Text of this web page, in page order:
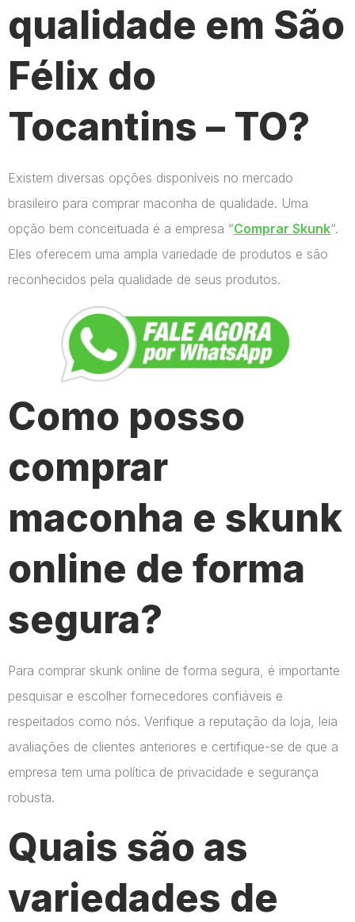
qualidade em São
Félix do
Tocantins – TO?
Existem diversas opções disponíveis no mercado
brasileiro para comprar maconha de qualidade. Uma
opção bem conceituada é a empresa “Comprar Skunk“.
Eles oferecem uma ampla variedade de produtos e são
reconhecidos pela qualidade de seus produtos.
Como posso
comprar
maconha e skunk
online de forma
segura?
Para comprar skunk online de forma segura, é importante
pesquisar e escolher fornecedores confiáveis e
respeitados como nós. Verifique a reputação da loja, leia
avaliações de clientes anteriores e certifique-se de que a
empresa tem uma política de privacidade e segurança
robusta.
Quais são as
variedades de